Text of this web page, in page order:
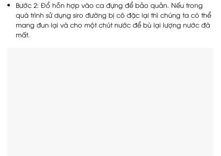
Bước 2: Đổ hỗn hợp vào ca đựng để bảo quản. Nếu trong
quá trình sử dụng siro đường bị cô đặc lại thì chúng ta có thể
mang đun lại và cho một chút nước để bù lại lượng nước đã
mất.